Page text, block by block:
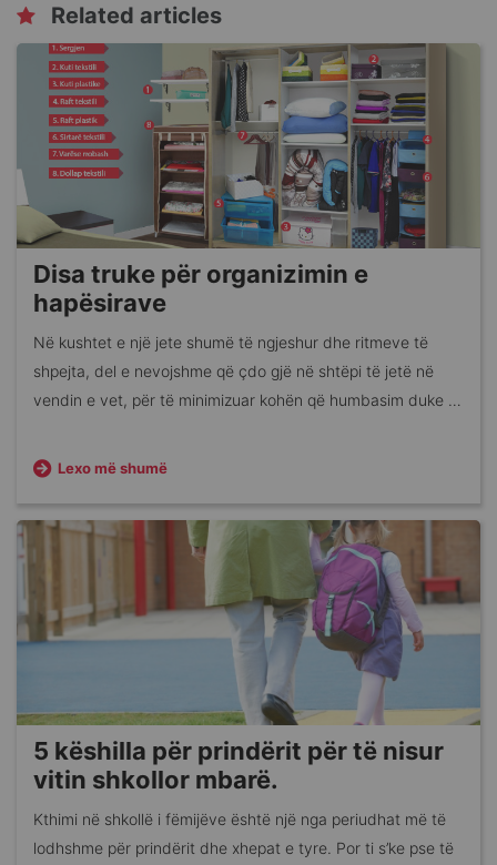
Related articles
Disa truke për organizimin e
hapësirave
Në kushtet e një jete shumë të ngjeshur dhe ritmeve të
shpejta, del e nevojshme që çdo gjë në shtëpi të jetë në
vendin e vet, për të minimizuar kohën që humbasim duke i
Lexo më shumë
5 këshilla për prindërit për të nisur
vitin shkollor mbarë.
Kthimi në shkollë i fëmijëve është një nga periudhat më të
lodhshme për prindërit dhe xhepat e tyre. Por ti s’ke pse të